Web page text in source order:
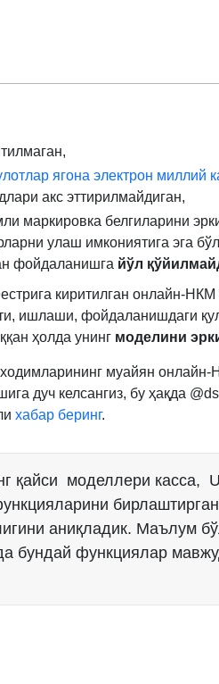
ягона электрон миллий
акс эттирилмайдиган,
маркировка белгиларини
улаш имкониятига эга
фойдаланишга йўл
киритилган онлайн-НКМ
ишлаши, фойдаланишдаги
ҳолда унинг моделини
муайян онлайн-
дуч келсангиз, бу ҳақда
хабар беринг.
қайси моделлери касса,
аниқладик. Маълум
бундай функциялар